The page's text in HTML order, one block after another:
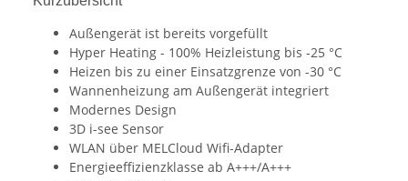
Außengerät ist bereits vorgefüllt
Hyper Heating - 100% Heizleistung bis -25 °C
Heizen bis zu einer Einsatzgrenze von -30 °C
Wannenheizung am Außengerät integriert
Modernes Design
3D i-see Sensor
WLAN über MELCloud Wifi-Adapter
Energieeffizienzklasse ab A+++/A+++